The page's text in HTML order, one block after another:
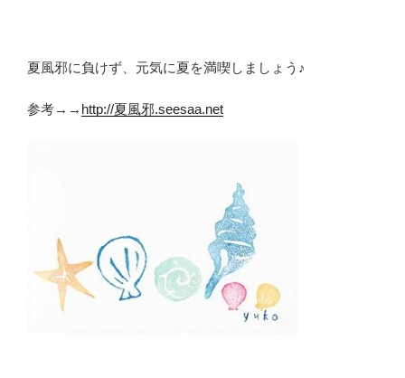
夏風邪に負けず、元気に夏を満喫しましょう♪
参考→→ http://夏風邪.seesaa.net